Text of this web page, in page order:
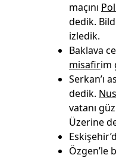
maçını
dedik.
izledik.
Baklava
misafirim
Serkan’ı
dedik.
vatanı
Üzerine
Özgen’le